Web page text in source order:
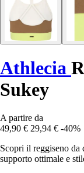
Athlecia
Sukey
A partire da
49,90 € 29,94 € -40%
Scopri il reggiseno da
supporto ottimale e